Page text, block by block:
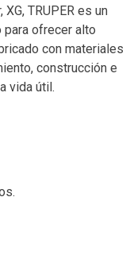
TRUPER es un
ofrecer alto
con materiales
construcción e
vida útil.